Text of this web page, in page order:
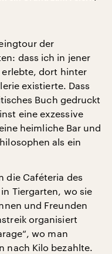
der
dass ich in jener
erlebte, dort hinter
existierte. Dass
Buch gedruckt
eine exzessive
heimliche Bar und
als ein
die Caféteria des
Tiergarten, wo sie
und Freunden
organisiert
wo man
nach Kilo bezahlte.